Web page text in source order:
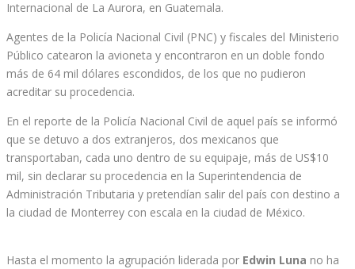
Internacional de La Aurora, en Guatemala.
Agentes de la Policía Nacional Civil (PNC) y fiscales del Ministerio
Público catearon la avioneta y encontraron en un doble fondo
más de 64 mil dólares escondidos, de los que no pudieron
acreditar su procedencia.
En el reporte de la Policía Nacional Civil de aquel país se informó
que se detuvo a dos extranjeros, dos mexicanos que
transportaban, cada uno dentro de su equipaje, más de US$10
mil, sin declarar su procedencia en la Superintendencia de
Administración Tributaria y pretendían salir del país con destino a
la ciudad de Monterrey con escala en la ciudad de México.
Hasta el momento la agrupación liderada por Edwin Luna no ha